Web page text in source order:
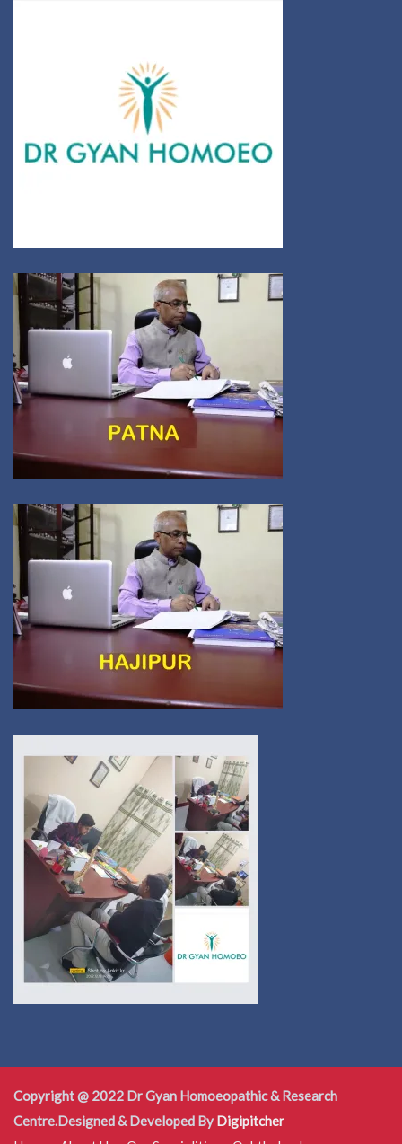
Copyright @ 2022 Dr Gyan Homoeopathic & Research
Centre.Designed & Developed By Digipitcher